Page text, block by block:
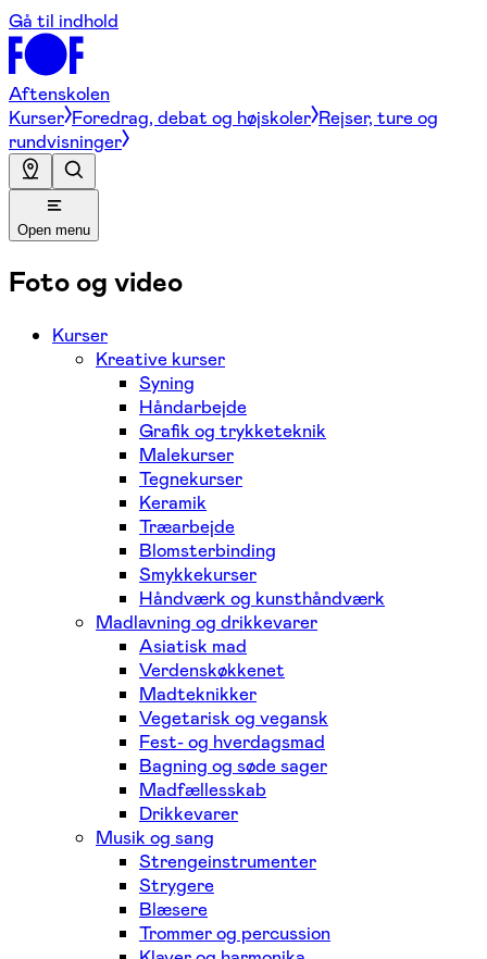
Gå til indhold
Aftenskolen
Kurser Foredrag, debat og højskoler Rejser, ture og
rundvisninger
Open menu
Foto og video
Kurser
Kreative kurser
Syning
Håndarbejde
Grafik og trykketeknik
Malekurser
Tegnekurser
Keramik
Træarbejde
Blomsterbinding
Smykkekurser
Håndværk og kunsthåndværk
Madlavning og drikkevarer
Asiatisk mad
Verdenskøkkenet
Madteknikker
Vegetarisk og vegansk
Fest- og hverdagsmad
Bagning og søde sager
Madfællesskab
Drikkevarer
Musik og sang
Strengeinstrumenter
Strygere
Blæsere
Trommer og percussion